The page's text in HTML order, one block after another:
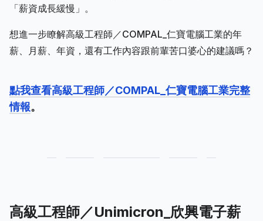
「薪資成長緩慢」。
想進一步瞭解高級工程師／COMPAL_仁寶電腦工業的年
薪、月薪、年資，還有工作內容跟前輩苦口婆心的建議嗎？
點我查看高級工程師／COMPAL_仁寶電腦工業完整
情報。
高級工程師／Unimicron_欣興電子薪